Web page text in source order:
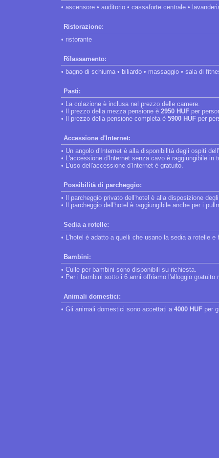
• ascensore • auditorio • cassaforte centrale •
Ristorazione:
• ristorante
Rilassamento:
• bagno di schiuma • biliardo • massaggio • sala di
Pasti:
• La colazione è inclusa nel prezzo delle camere.
• Il prezzo della mezza pensione è 2950 HUF per
• Il prezzo della pensione completa è 5900 HUF per
Accessione d'Internet:
• Un angolo d'Internet è alla disponibilitá degli ospiti
• L'accessione d'Internet senza cavo è raggiungibile in
• L'uso dell'accessione d'Internet è gratuito.
Possibilità di parcheggio:
• Il parcheggio privato dell'hotel è alla disposizione
• Il parcheggio dell'hotel è raggiungibile anche per i
Sedia a rotelle:
• L'hotel è adatto a quelli che usano la sedia a rotelle
Bambini:
• Culle per bambini sono disponibili su richiesta.
• Per i bambini sotto i 6 anni offriamo l'alloggio
Animali domestici:
• Gli animali domestici sono accettati a 4000 HUF per